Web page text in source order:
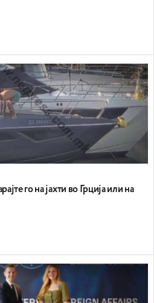
го на јахти во Грција или на